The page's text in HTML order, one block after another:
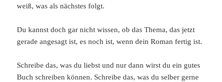
weiß, was als nächstes folgt.
Du kannst doch gar nicht wissen, ob das Thema, das jetzt
gerade angesagt ist, es noch ist, wenn dein Roman fertig ist.
Schreibe das, was du liebst und nur dann wirst du ein gutes
Buch schreiben können. Schreibe das, was du selber gerne